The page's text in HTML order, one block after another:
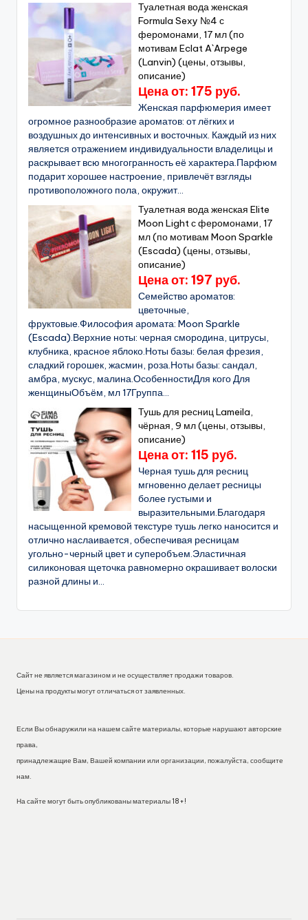
Туалетная вода женская
Formula Sexy №4 с
феромонами, 17 мл (по
мотивам Eclat A`Arpege
(Lanvin) (цены, отзывы,
описание)
Цена от: 175 руб.
Женская парфюмерия имеет
огромное разнообразие ароматов: от лёгких и
воздушных до интенсивных и восточных. Каждый из них
является отражением индивидуальности владелицы и
раскрывает всю многогранность её характера.Парфюм
подарит хорошее настроение, привлечёт взгляды
противоположного пола, окружит...
Туалетная вода женская Elite
Moon Light с феромонами, 17
мл (по мотивам Moon Sparkle
(Escada) (цены, отзывы,
описание)
Цена от: 197 руб.
Семейство ароматов:
цветочные,
фруктовые.Философия аромата: Moon Sparkle
(Escada).Верхние ноты: черная смородина, цитрусы,
клубника, красное яблоко.Ноты базы: белая фрезия,
сладкий горошек, жасмин, роза.Ноты базы: сандал,
амбра, мускус, малина.ОсобенностиДля кого Для
женщиныОбъём, мл 17Группа...
Тушь для ресниц Lameila,
чёрная, 9 мл (цены, отзывы,
описание)
Цена от: 115 руб.
Черная тушь для ресниц
мгновенно делает ресницы
более густыми и
выразительными.Благодаря
насыщенной кремовой текстуре тушь легко наносится и
отлично наслаивается, обеспечивая ресницам
угольно-черный цвет и суперобъем.Эластичная
силиконовая щеточка равномерно окрашивает волоски
разной длины и...
Сайт не является магазином и не осуществляет продажи товаров.
Цены на продукты могут отличаться от заявленных.
Если Вы обнаружили на нашем сайте материалы, которые нарушают авторские
права,
принадлежащие Вам, Вашей компании или организации, пожалуйста, сообщите
нам.
На сайте могут быть опубликованы материалы 18+!